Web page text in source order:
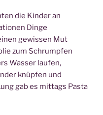
die Kinder an
Dinge
gewissen Mut
zum Schrumpfen
Wasser laufen,
knüpfen und
gab es mittags Pasta